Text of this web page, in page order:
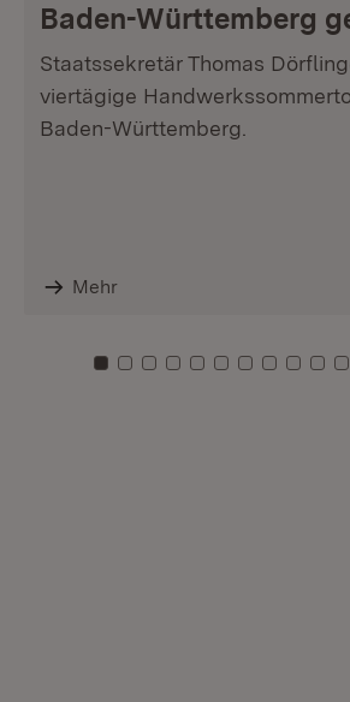
Baden-Württemberg
Staatssekretär Thomas
viertägige
Baden-Württemberg.
Mehr
Zu Kachel: 0
Zu Kachel: 1
Zu Kachel: 2
Zu Kachel: 3
Zu Kachel: 4
Zu Kachel: 5
ZuZuZuZu